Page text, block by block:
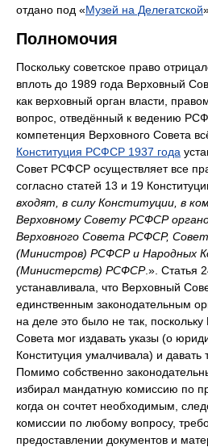
отдано под «Музей на Делегатской
Полномочия
Поскольку советское право
вплоть до 1989 года Верховный
как верховный орган власти,
вопрос, отведённый к ведению
компетенция Верховного Совета
Конституция РСФСР 1937 года
Совет РСФСР осуществляет все
согласно статей 13 и 19
входят, в силу Конституции, в
Верховному Совету РСФСР
Верховного Совета РСФСР,
(Министров) РСФСР и Народных
(Министерств) РСФСР.». Статья
устанавливала, что Верховный
единственным законодательным
на деле это было не так,
Совета мог издавать указы (о
Конституция умалчивала) и давать
Помимо собственно
избирал мандатную комиссию по
когда он сочтет необходимым,
комиссии по любому вопросу,
предоставлении документов и